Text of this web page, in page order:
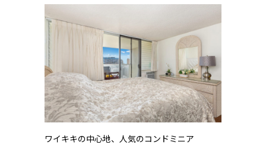
ワイキキの中心地、人気のコンドミニア